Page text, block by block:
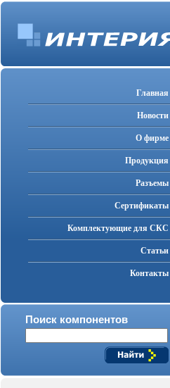
Главная
Новости
О фирме
Продукция
Разъемы
Cертификаты
Комплектующие для СКС
Статьи
Контакты
Поиск компонентов